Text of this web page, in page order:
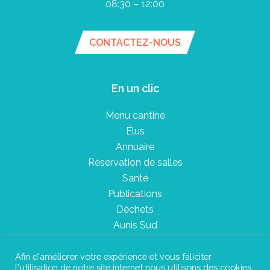
08:30 – 12:00
CONTACTEZ-NOUS
En un clic
Menu cantine
Élus
Annuaire
Réservation de salles
Santé
Publications
Déchets
Aunis Sud
Afin d'améliorer votre expérience et vous faliciter
l'utilisation de notre site internet nous utilisons des cookies.